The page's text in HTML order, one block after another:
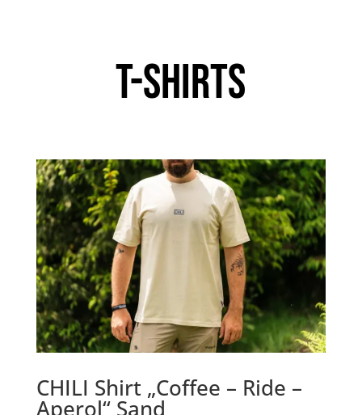
T-Shirts
CHILI Shirt „Coffee – Ride –
Aperol“ Sand